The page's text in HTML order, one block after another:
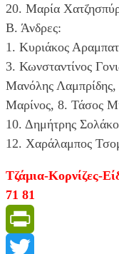
20. Μαρία
Β. Άνδρες:
1. Κυριάκος
3. Κωνσταντίνος
Μανόλης Λαμπρίδης,
Μαρίνος, 8. Τάσος
10. Δημήτρης
12. Χαράλαμπος
Τζάμια-Κορνίζες-
71 81
PrintFriendly